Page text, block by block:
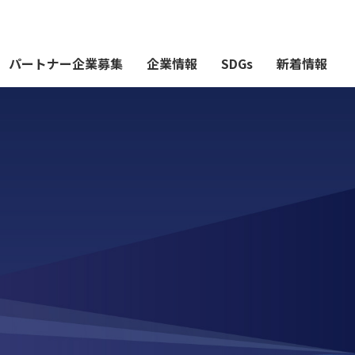
パートナー企業募集 企業情報 SDGs 新着情報